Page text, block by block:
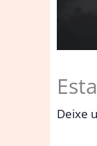
Deixe